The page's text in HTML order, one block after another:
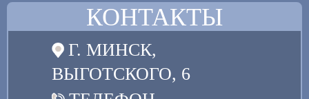
КОНТАКТЫ
Г. МИНСК,
ВЫГОТСКОГО, 6